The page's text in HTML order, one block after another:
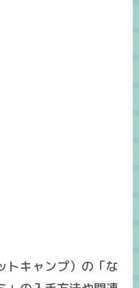
トキャンプ）の「な